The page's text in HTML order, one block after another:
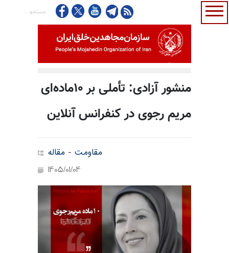
منشور آزادی: تأملی بر ۱۰ماده‌ای
مریم رجوی در کنفرانس آنلاین
مقاومت - مقاله
1405/01/04